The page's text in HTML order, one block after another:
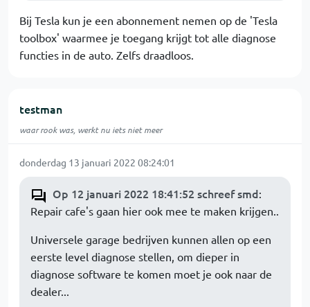
Bij Tesla kun je een abonnement nemen op de 'Tesla
toolbox' waarmee je toegang krijgt tot alle diagnose
functies in de auto. Zelfs draadloos.
testman
waar rook was, werkt nu iets niet meer
donderdag 13 januari 2022 08:24:01
Op 12 januari 2022 18:41:52 schreef smd:
Repair cafe's gaan hier ook mee te maken krijgen..
Universele garage bedrijven kunnen allen op een
eerste level diagnose stellen, om dieper in
diagnose software te komen moet je ook naar de
dealer...